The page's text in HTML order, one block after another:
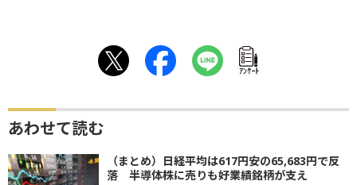
ｱﾝｹｰﾄ
あわせて読む
（まとめ）日経平均は617円安の65,683円で反
落 半導体株に売りも好業績銘柄が支え